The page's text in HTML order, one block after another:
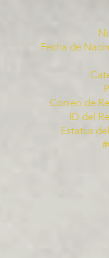
Fecha de
Correo de
ID del
Estatus